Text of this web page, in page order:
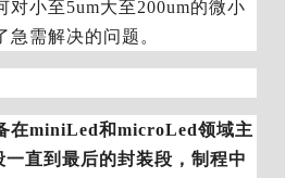
对小至5um大至200um的微小
需解决的问题。
在miniLed和microLed领域主
直到最后的封装段，制程中